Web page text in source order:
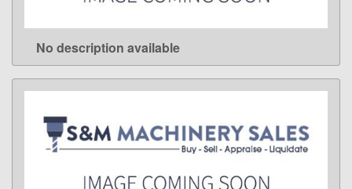
LEARN MORE
No description available